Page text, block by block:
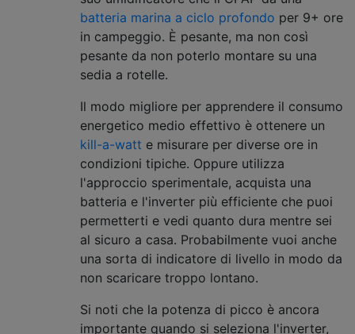
batteria marina a ciclo profondo per 9+ ore
in campeggio. È pesante, ma non così
pesante da non poterlo montare su una
sedia a rotelle.
Il modo migliore per apprendere il consumo
energetico medio effettivo è ottenere un
kill-a-watt e misurare per diverse ore in
condizioni tipiche. Oppure utilizza
l'approccio sperimentale, acquista una
batteria e l'inverter più efficiente che puoi
permetterti e vedi quanto dura mentre sei
al sicuro a casa. Probabilmente vuoi anche
una sorta di indicatore di livello in modo da
non scaricare troppo lontano.
Si noti che la potenza di picco è ancora
importante quando si seleziona l'inverter,